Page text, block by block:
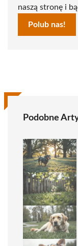
naszą stronę i
Polub nas!
Podobne